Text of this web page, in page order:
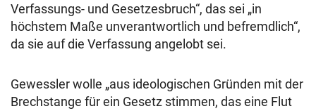
Verfassungs- und Gesetzesbruch“, das sei „in
höchstem Maße unverantwortlich und befremdlich“,
da sie auf die Verfassung angelobt sei.
Gewessler wolle „aus ideologischen Gründen mit der
Brechstange für ein Gesetz stimmen, das eine Flut